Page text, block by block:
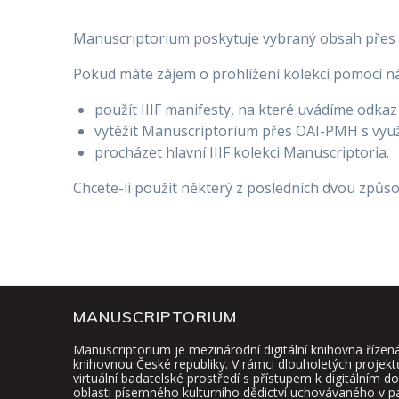
Manuscriptorium poskytuje vybraný obsah přes
Pokud máte zájem o prohlížení kolekcí pomocí
použít IIIF manifesty, na které uvádíme
vytěžit Manuscriptorium přes OAI-PMH s
procházet hlavní IIIF kolekci Manuscriptoria.
Chcete-li použít některý z posledních dvou
MANUSCRIPTORIUM
Manuscriptorium je mezinárodní digitální knihovna
knihovnou České republiky. V rámci dlouholetých
virtuální badatelské prostředí s přístupem k digitálním
oblasti písemného kulturního dědictví uchovávaného v